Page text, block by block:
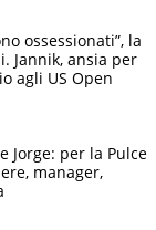
ossessionati”, la
Jannik, ansia per
agli US Open
Jorge: per la Pulce
manager,